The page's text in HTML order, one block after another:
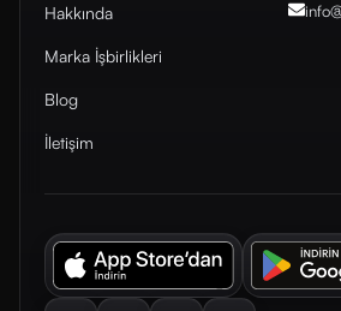
Hakkında
Marka İşbirlikleri
Blog
İletişim